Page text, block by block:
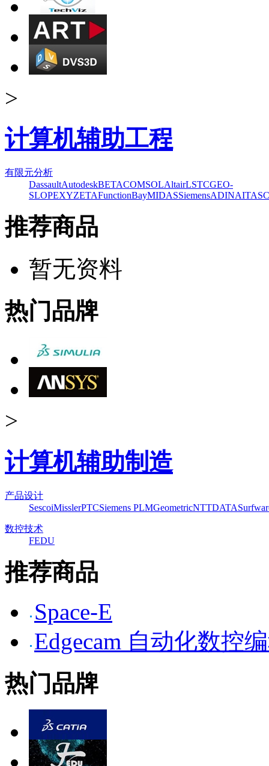
>
计算机辅助工程
有限元分析
DassaultAutodeskBETACOMSOLAltairLSTCGEO-
SLOPEXYZETAFunctionBayMIDASSiemensADINA
推荐商品
暂无资料
热门品牌
>
计算机辅助制造
产品设计
SescoiMisslerPTCSiemens PLMGeometricNTTDATA
数控技术
FEDU
推荐商品
Space-E
Edgecam 自动化数控
热门品牌